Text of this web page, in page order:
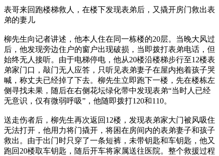
表哥来回跑楼梯救人，在楼下发现表弟后，又撬开房门救出表
弟的妻儿
柳先生向记者讲述，他本人住在同一栋楼的20层。当晚大风过
后，他发现旁边住户的窗户出现破损，当即拨打表弟电话，但
始终无人接听。由于电梯停电，他从20楼沿楼梯步行至12楼表
弟家门口，敲门无人应答，只听见表弟妻子在屋内抱着孩子哭
喊，称丈夫已经掉了下去。柳先生立即跑下一楼，先在楼栋左
侧寻找未果，随后在右侧花坛绿化带中发现表弟“当时人已经
无意识，仅有微弱呼吸”，他随即拨打120和110。
送走伤者后，柳先生再次返回12楼，发现表弟家大门被风吸住
无法打开，他用力将门撬开，将困在房间内的表弟妻子和孩子
救出。由于出门时只穿了一条短裤，未带钥匙和车钥匙，他又
跑回20楼取车钥匙，随后开车将家属送往医院。整个救援过程